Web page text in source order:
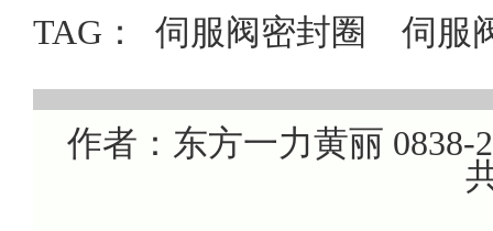
TAG： 伺服阀密封圈 伺服
作者：东方一力黄丽